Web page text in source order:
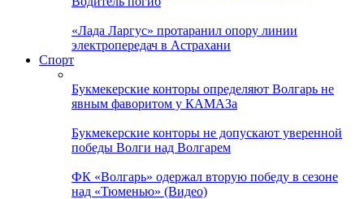
«Лада Ларгус» протаранил опору линии
электропередач в Астрахани
Спорт
Букмекерские конторы определяют Волгарь не
явным фаворитом у КАМАЗа
Букмекерские конторы не допускают уверенной
победы Волги над Волгарем
ФК «Волгарь» одержал вторую победу в сезоне
над «Тюменью» (Видео)